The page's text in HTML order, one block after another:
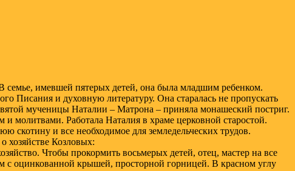
семье, имевшей пятерых детей, она была младшим ребенком.
Писания и духовную литературу. Она старалась не пропускать
мученицы Наталии – Матрона – приняла монашеский постриг.
молитвами. Работала Наталия в храме церковной старостой.
и все необходимое для земледельческих трудов.
хозяйстве Козловых:
Чтобы прокормить восьмерых детей, отец, мастер на все
с оцинкованной крышей, просторной горницей. В красном углу